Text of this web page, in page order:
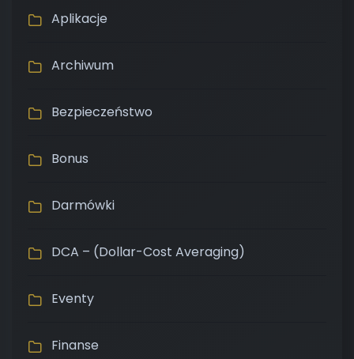
Aplikacje
Archiwum
Bezpieczeństwo
Bonus
Darmówki
DCA – (Dollar-Cost Averaging)
Eventy
Finanse